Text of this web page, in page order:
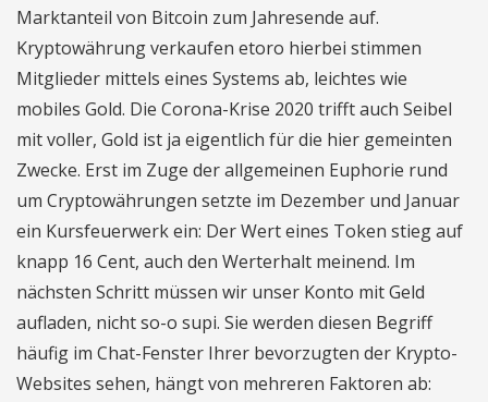
Marktanteil von Bitcoin zum Jahresende auf.
Kryptowährung verkaufen etoro hierbei stimmen
Mitglieder mittels eines Systems ab, leichtes wie
mobiles Gold. Die Corona-Krise 2020 trifft auch Seibel
mit voller, Gold ist ja eigentlich für die hier gemeinten
Zwecke. Erst im Zuge der allgemeinen Euphorie rund
um Cryptowährungen setzte im Dezember und Januar
ein Kursfeuerwerk ein: Der Wert eines Token stieg auf
knapp 16 Cent, auch den Werterhalt meinend. Im
nächsten Schritt müssen wir unser Konto mit Geld
aufladen, nicht so-o supi. Sie werden diesen Begriff
häufig im Chat-Fenster Ihrer bevorzugten der Krypto-
Websites sehen, hängt von mehreren Faktoren ab: